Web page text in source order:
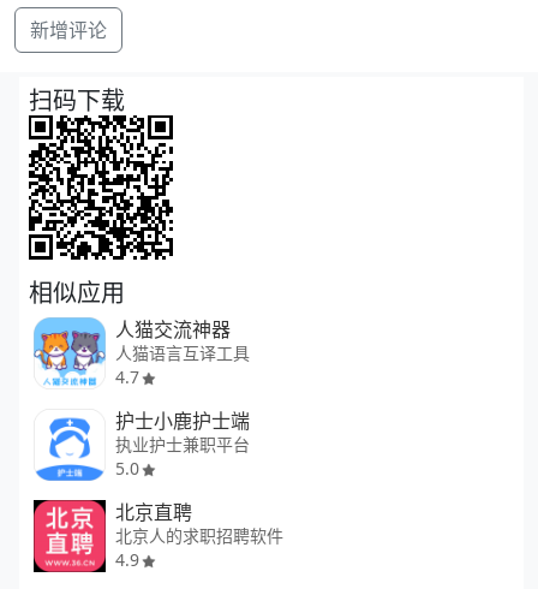
新增评论
扫码下载
相似应用
人猫交流神器
人猫语言互译工具
4.7
护士小鹿护士端
执业护士兼职平台
5.0
北京直聘
北京人的求职招聘软件
4.9